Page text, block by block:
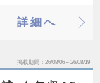
詳細へ
掲載期間 26/08/06～26/08/19